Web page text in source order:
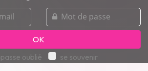
mot
de
passe
OK
oublié
se souvenir